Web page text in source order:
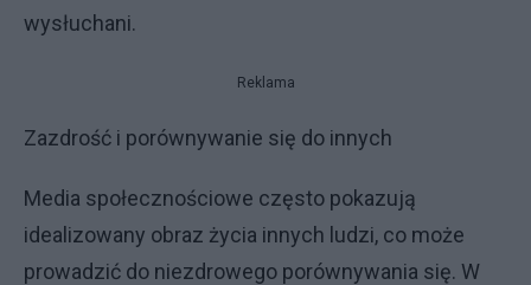
wysłuchani.
Reklama
Zazdrość i porównywanie się do innych
Media społecznościowe często pokazują
idealizowany obraz życia innych ludzi, co może
prowadzić do niezdrowego porównywania się. W